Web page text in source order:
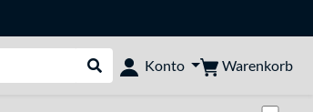
Suche durchführen
Konto Warenkorb